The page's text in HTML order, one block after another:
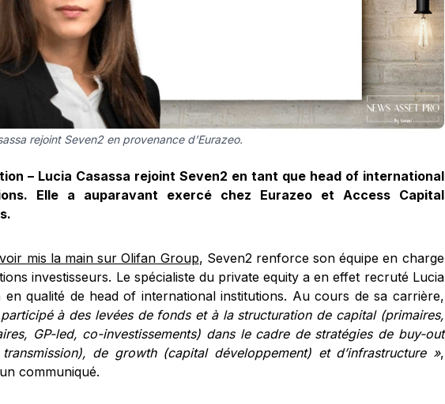
rejoint Seven2 en provenance d’Eurazeo.
– Lucia Casassa rejoint Seven2 en tant que head of international
Elle a auparavant exercé chez Eurazeo et Access Capital
mis la main sur Olifan Group, Seven2 renforce son équipe en charge
investisseurs. Le spécialiste du private equity a en effet recruté Lucia
en qualité de head of international institutions. Au cours de sa carrière,
à des levées de fonds et à la structuration de capital (primaires,
GP-led, co-investissements) dans le cadre de stratégies de buy-out
de growth (capital développement) et d’infrastructure »,
communiqué.